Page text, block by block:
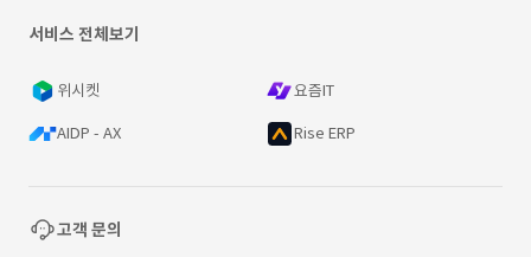
서비스 전체보기
위시켓 요즘IT
AIDP - AX Rise ERP
고객 문의